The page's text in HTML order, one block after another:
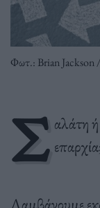
Φωτ.: Brian Jackson
Σ αλάτη
Λαμβάνουμε